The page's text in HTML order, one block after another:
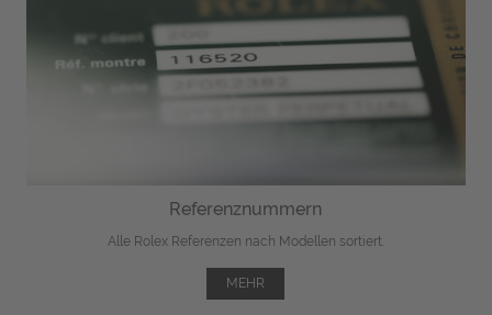
Referenznummern
Alle Rolex Referenzen nach Modellen sortiert.
MEHR